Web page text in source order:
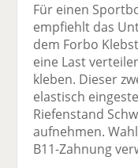
Für einen
empfiehlt das
dem Forbo
eine Last
kleben. Dieser
elastisch
Riefenstand
aufnehmen.
B11-Zahnung